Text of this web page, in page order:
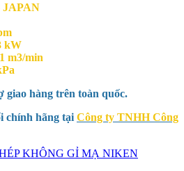
JAPAN
kW
m3/min
giao hàng trên toàn quốc.
chính hãng tại Công ty TNHH Công